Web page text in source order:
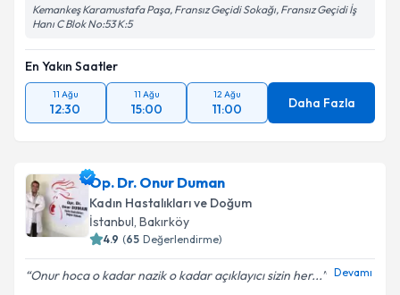
Kemankeş Karamustafa Paşa, Fransız Geçidi Sokağı, Fransız Geçidi İş
Hanı C Blok No:53 K:5
En Yakın Saatler
11 Ağu
12:30
11 Ağu
15:00
12 Ağu
11:00 Daha Fazla
Op. Dr. Onur Duman
Kadın Hastalıkları ve Doğum
İstanbul, Bakırköy
4.9 (65 Değerlendirme)
Onur hoca o kadar nazik o kadar açıklayıcı sizin her... Devamı